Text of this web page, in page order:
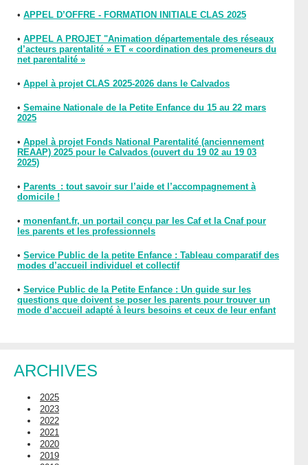
• APPEL D’OFFRE - FORMATION INITIALE CLAS 2025
• APPEL A PROJET "Animation départementale des réseaux
d’acteurs parentalité » ET « coordination des promeneurs du
net parentalité »
• Appel à projet CLAS 2025-2026 dans le Calvados
• Semaine Nationale de la Petite Enfance du 15 au 22 mars
2025
• Appel à projet Fonds National Parentalité (anciennement
REAAP) 2025 pour le Calvados (ouvert du 19 02 au 19 03
2025)
• Parents : tout savoir sur l’aide et l’accompagnement à
domicile !
• monenfant.fr, un portail conçu par les Caf et la Cnaf pour
les parents et les professionnels
• Service Public de la petite Enfance : Tableau comparatif des
modes d’accueil individuel et collectif
• Service Public de la Petite Enfance : Un guide sur les
questions que doivent se poser les parents pour trouver un
mode d’accueil adapté à leurs besoins et ceux de leur enfant
ARCHIVES
2025
2023
2022
2021
2020
2019